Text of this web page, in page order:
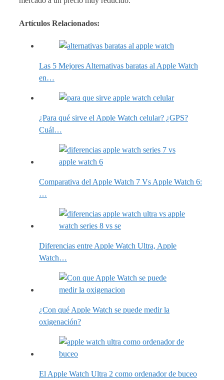
Artículos Relacionados:
Las 5 Mejores Alternativas baratas al Apple Watch
en…
¿Para qué sirve el Apple Watch celular? ¿GPS?
Cuál…
Comparativa del Apple Watch 7 Vs Apple Watch 6:
…
Diferencias entre Apple Watch Ultra, Apple
Watch…
¿Con qué Apple Watch se puede medir la
oxigenación?
El Apple Watch Ultra 2 como ordenador de buceo